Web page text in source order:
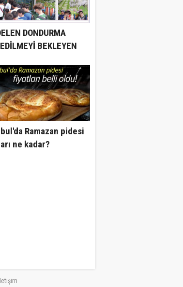
DONDURMA
BEKLEYEN
Ramazan pidesi
ne kadar?